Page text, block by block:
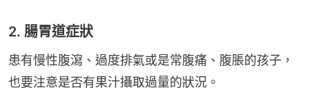
2. 腸胃道症狀
患有慢性腹瀉、過度排氣或是常腹痛、腹脹的孩子，
也要注意是否有果汁攝取過量的狀況。